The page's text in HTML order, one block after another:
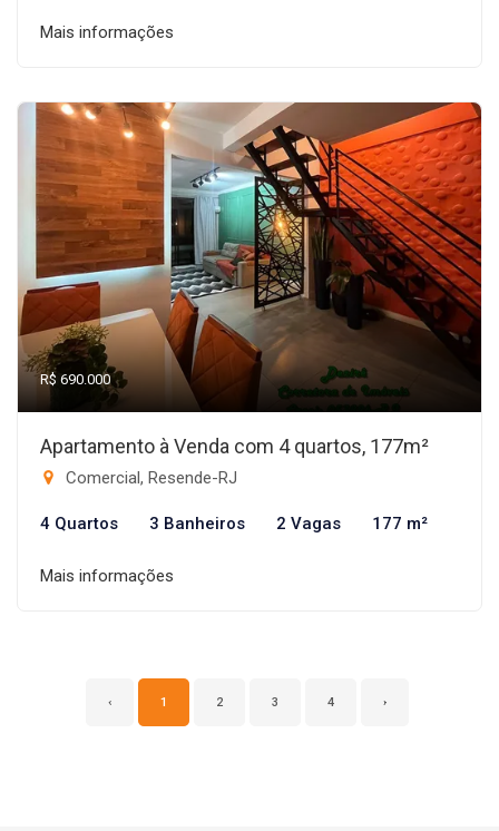
Mais informações
R$ 690.000
Apartamento à Venda com 4 quartos, 177m²
Comercial, Resende-RJ
4 Quartos 3 Banheiros 2 Vagas 177 m²
Mais informações
‹ 1 2 3 4 ›